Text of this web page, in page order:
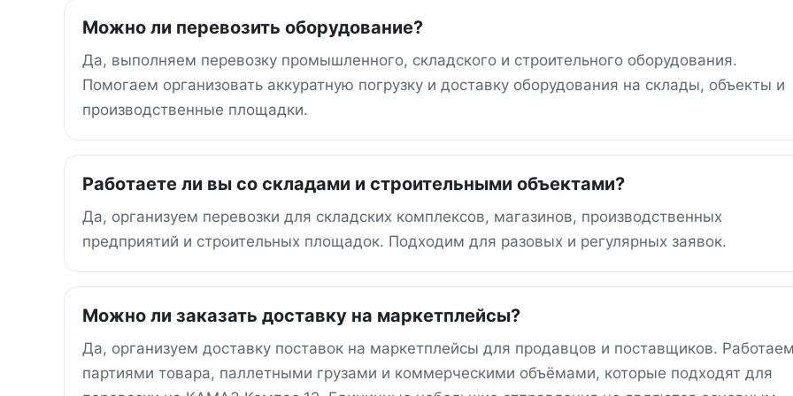
Можно ли перевозить оборудование?
Да, выполняем перевозку промышленного, складского и строительного оборудования.
Помогаем организовать аккуратную погрузку и доставку оборудования на склады, объекты и
производственные площадки.
Работаете ли вы со складами и строительными объектами?
Да, организуем перевозки для складских комплексов, магазинов, производственных
предприятий и строительных площадок. Подходим для разовых и регулярных заявок.
Можно ли заказать доставку на маркетплейсы?
Да, организуем доставку поставок на маркетплейсы для продавцов и поставщиков.
партиями товара, паллетными грузами и коммерческими объёмами, которые подходят для